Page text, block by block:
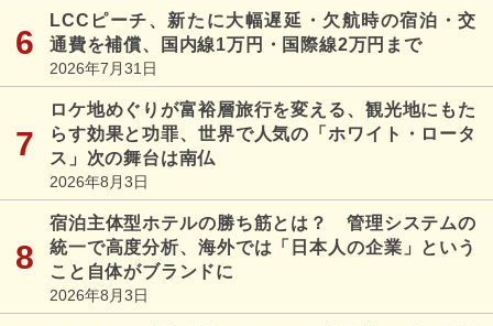
LCCピーチ、新たに大幅遅延・欠航時の宿泊・交
通費を補償、国内線1万円・国際線2万円まで
2026年7月31日
ロケ地めぐりが富裕層旅行を変える、観光地にもた
らす効果と功罪、世界で人気の「ホワイト・ロータ
ス」次の舞台は南仏
2026年8月3日
宿泊主体型ホテルの勝ち筋とは？ 管理システムの
統一で高度分析、海外では「日本人の企業」という
こと自体がブランドに
2026年8月3日